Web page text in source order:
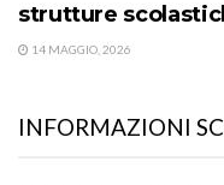
strutture
14 MAGGIO, 2026
INFORMAZIONI